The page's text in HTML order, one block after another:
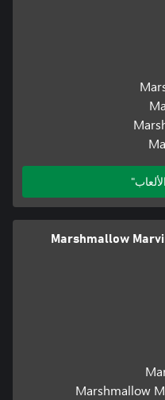
Marshmallow
Marshmallow